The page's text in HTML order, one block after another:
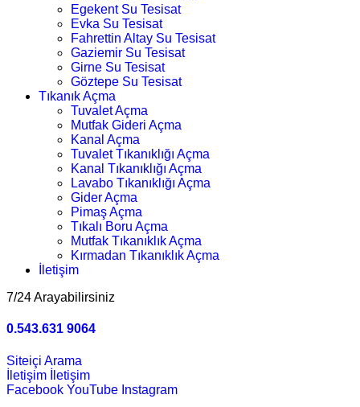
Egekent Su Tesisat
Evka Su Tesisat
Fahrettin Altay Su Tesisat
Gaziemir Su Tesisat
Girne Su Tesisat
Göztepe Su Tesisat
Tıkanık Açma
Tuvalet Açma
Mutfak Gideri Açma
Kanal Açma
Tuvalet Tıkanıklığı Açma
Kanal Tıkanıklığı Açma
Lavabo Tıkanıklığı Açma
Gider Açma
Pimaş Açma
Tıkalı Boru Açma
Mutfak Tıkanıklık Açma
Kırmadan Tıkanıklık Açma
İletişim
7/24 Arayabilirsiniz
0.543.631 9064
Siteiçi Arama
İletişim
İletişim
Facebook YouTube Instagram